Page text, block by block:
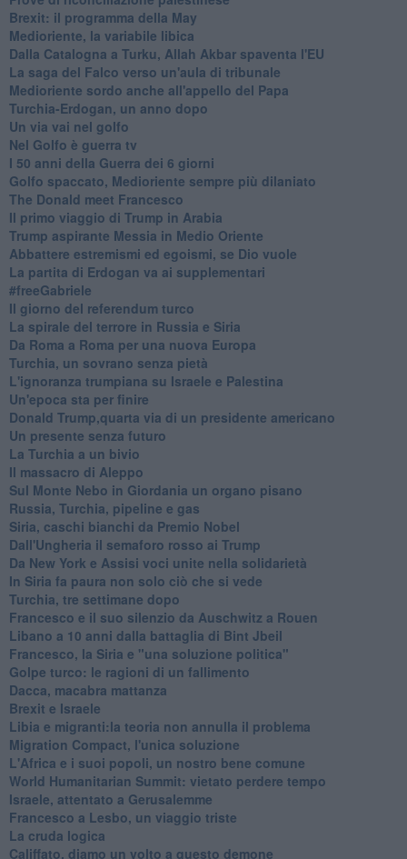
Brexit: il programma della May
Medioriente, la variabile libica
Dalla Catalogna a Turku, Allah Akbar spaventa l'EU
La saga del Falco verso un'aula di tribunale
Medioriente sordo anche all'appello del Papa
Turchia-Erdogan, un anno dopo
Un via vai nel golfo
Nel Golfo è guerra tv
I 50 anni della Guerra dei 6 giorni
Golfo spaccato, Medioriente sempre più dilaniato
The Donald meet Francesco
Il primo viaggio di Trump in Arabia
Trump aspirante Messia in Medio Oriente
Abbattere estremismi ed egoismi, se Dio vuole
La partita di Erdogan va ai supplementari
#freeGabriele
Il giorno del referendum turco
La spirale del terrore in Russia e Siria
Da Roma a Roma per una nuova Europa
Turchia, un sovrano senza pietà
L'ignoranza trumpiana su Israele e Palestina
Un'epoca sta per finire
Donald Trump,quarta via di un presidente americano
Un presente senza futuro
La Turchia a un bivio
Il massacro di Aleppo
Sul Monte Nebo in Giordania un organo pisano
Russia, Turchia, pipeline e gas
Siria, caschi bianchi da Premio Nobel
Dall'Ungheria il semaforo rosso ai Trump
Da New York e Assisi voci unite nella solidarietà
In Siria fa paura non solo ciò che si vede
Turchia, tre settimane dopo
Francesco e il suo silenzio da Auschwitz a Rouen
Libano a 10 anni dalla battaglia di Bint Jbeil
Francesco, la Siria e "una soluzione politica"
Golpe turco: le ragioni di un fallimento
Dacca, macabra mattanza
Brexit e Israele
Libia e migranti:la teoria non annulla il problema
Migration Compact, l'unica soluzione
L'Africa e i suoi popoli, un nostro bene comune
World Humanitarian Summit: vietato perdere tempo
Israele, attentato a Gerusalemme
Francesco a Lesbo, un viaggio triste
La cruda logica
Califfato, diamo un volto a questo demone